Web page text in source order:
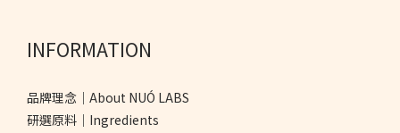
INFORMATION
品牌理念｜About NUÓ LABS
研選原料｜Ingredients